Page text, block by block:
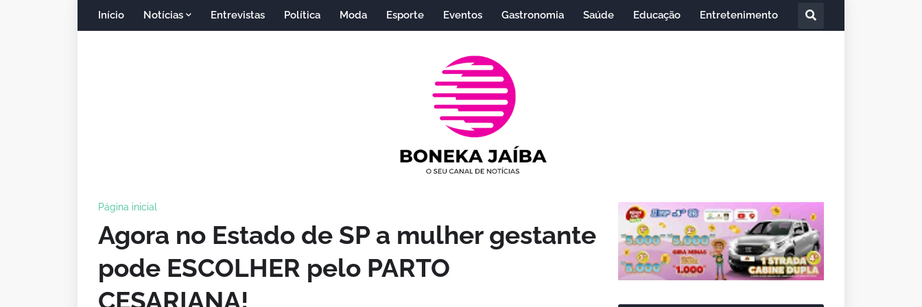
Início Notícias Entrevistas Política Moda Esporte Eventos Gastronomia Saúde Educação Entretenimento
Página inicial
Agora no Estado de SP a mulher gestante
pode ESCOLHER pelo PARTO
CESARIANA!